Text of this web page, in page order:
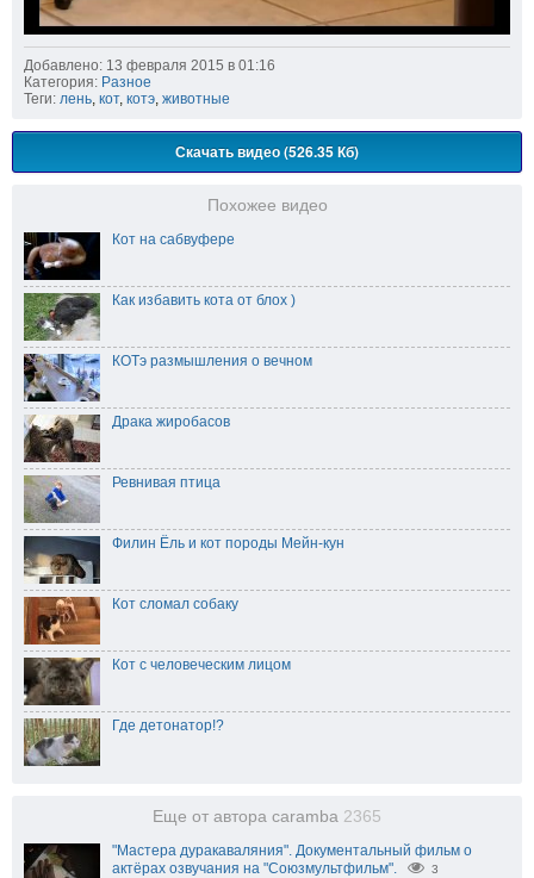
Добавлено: 13 февраля 2015 в 01:16
Категория: Разное
Теги: лень кот, котэ животные
Скачать видео (526.35 Кб)
Похожее видео
Кот на сабвуфере
Как избавить кота от блох )
КОТэ размышления о вечном
Драка жиробасов
Ревнивая птица
Филин Ёль и кот породы Мейн-кун
Кот сломал собаку
Кот с человеческим лицом
Где детонатор!?
Еще от автора caramba 2365
"Мастера дуракаваляния". Документальный фильм о
актёрах озвучания на "Союзмультфильм".
3